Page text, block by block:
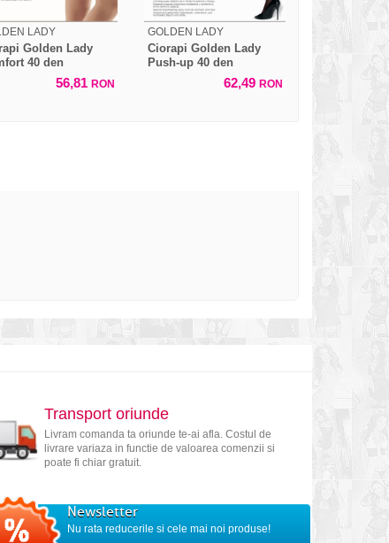
LADY
Golden Lady
40 den
56,81 RON
GOLDEN LADY
Ciorapi Golden Lady
Push-up 40 den
62,49 RON
Transport oriunde
Livram comanda ta oriunde te-ai afla. Costul de
livrare variaza in functie de valoarea comenzii si
poate fi chiar gratuit.
Newsletter
Nu rata reducerile si cele mai noi produse!